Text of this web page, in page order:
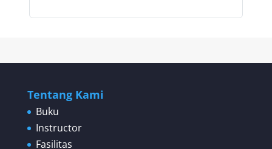
Tentang Kami
Buku
Instructor
Fasilitas